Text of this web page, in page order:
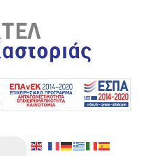
Ν. ΚΑΣΤΟΡΙΆΣ